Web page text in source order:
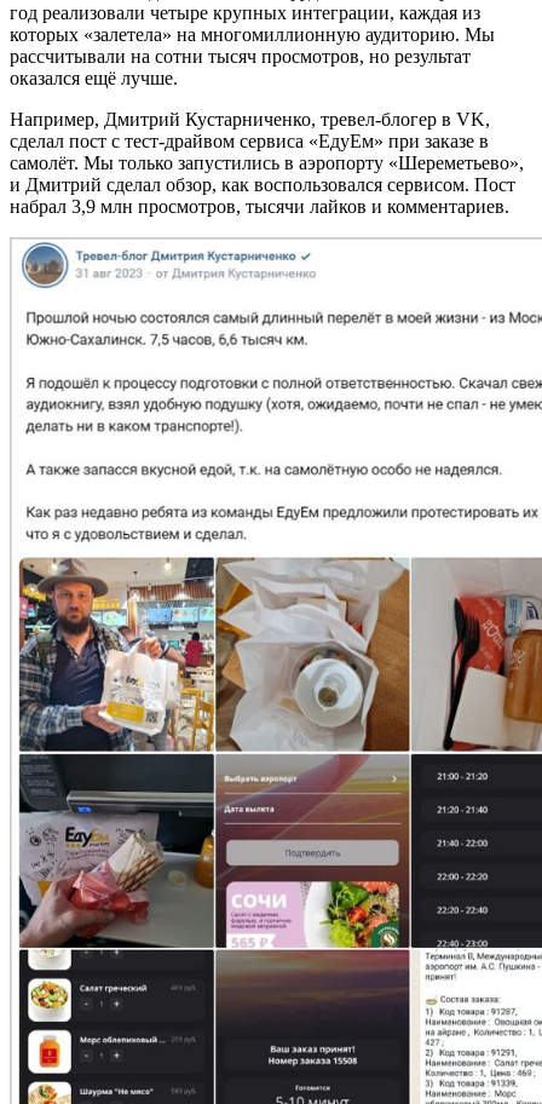
год реализовали четыре крупных интеграции, каждая из
которых «залетела» на многомиллионную аудиторию. Мы
рассчитывали на сотни тысяч просмотров, но результат
оказался ещё лучше.
Например, Дмитрий Кустарниченко, тревел-блогер в VK,
сделал пост с тест-драйвом сервиса «ЕдуЕм» при заказе в
самолёт. Мы только запустились в аэропорту «Шереметьево»,
и Дмитрий сделал обзор, как воспользовался сервисом. Пост
набрал 3,9 млн просмотров, тысячи лайков и комментариев.